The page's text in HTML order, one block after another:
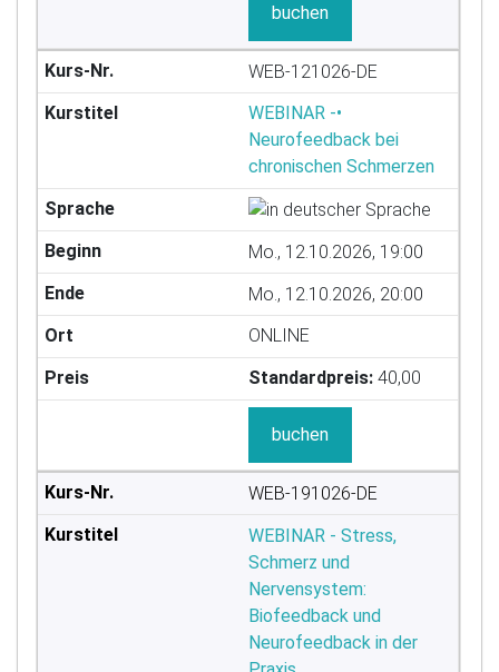
buchen
WEB-121026-DE
WEBINAR -•
Neurofeedback bei
chronischen Schmerzen
Mo., 12.10.2026, 19:00
Mo., 12.10.2026, 20:00
ONLINE
Standardpreis: 40,00
buchen
WEB-191026-DE
WEBINAR - Stress,
Schmerz und
Nervensystem:
Biofeedback und
Neurofeedback in der